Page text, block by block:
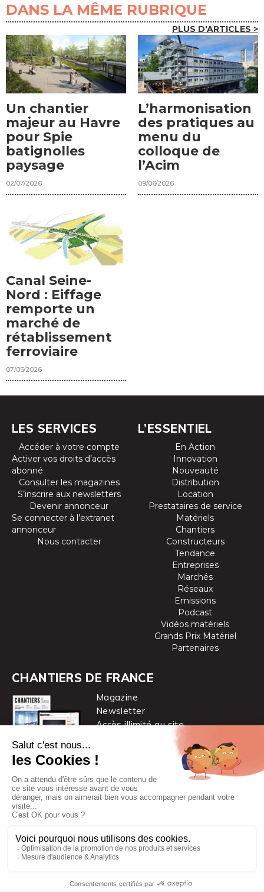
DANS LA MÊME RUBRIQUE
PLUS D'ARTICLES >
Un chantier
majeur au Havre
pour Spie
batignolles
paysage
02/07/2026
L’harmonisation
des pratiques au
menu du
colloque de
l’Acim
09/06/2026
Canal Seine-
Nord : Eiffage
remporte un
marché de
rétablissement
ferroviaire
07/05/2026
LES SERVICES
Accéder à votre compte
Activer vos droits d’accès
abonné
Consulter les magazines
S’inscrire aux newsletters
Devenir annonceur
Se connecter à l’extranet
annonceur
Nous contacter
L’ESSENTIEL
En Action
Innovation
Nouveauté
Distribution
Location
Prestataires de service
Matériels
Chantiers
Constructeurs
Tendance
Entreprises
Marchés
Réseaux
Emissions
Podcast
Vidéos matériels
Grands Prix Matériel
Partenaires
CHANTIERS DE FRANCE
Magazine
Newsletter
Accès illimité au site
Chantiers de France est une marque
| Mentions légales